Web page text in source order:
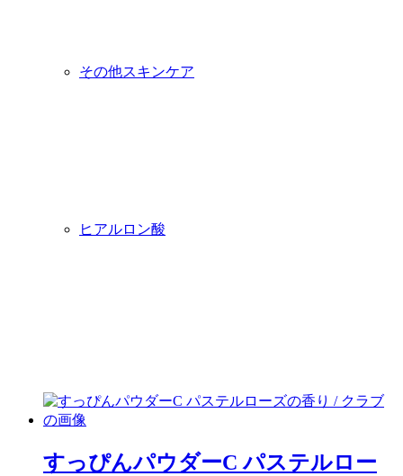
その他スキンケア
ヒアルロン酸
すっぴんパウダーC パステルロー